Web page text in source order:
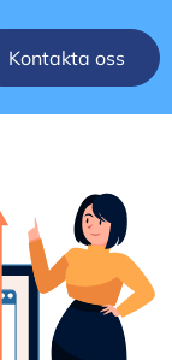
Kontakta oss